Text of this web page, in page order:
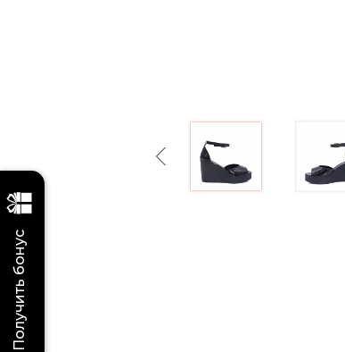
Previous
Получить бонус